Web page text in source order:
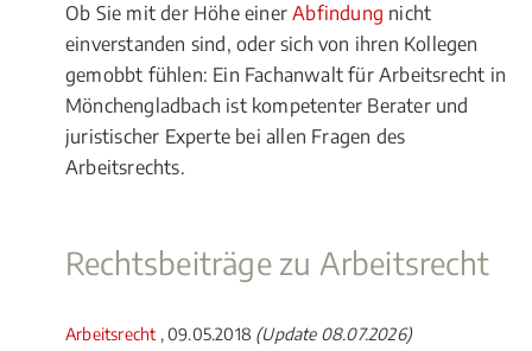
Ob Sie mit der Höhe einerAbfindung nicht
einverstanden sind, oder sich von ihren Kollegen
gemobbt fühlen: Ein Fachanwalt für Arbeitsrecht in
Mönchengladbach ist kompetenter Berater und
juristischer Experte bei allen Fragen des
Arbeitsrechts.
Rechtsbeiträge zu Arbeitsrecht
Arbeitsrecht , 09.05.2018 (Update 08.07.2026)